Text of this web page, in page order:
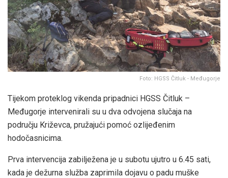
Foto: HGSS Čitluk - Međugorje
Tijekom proteklog vikenda pripadnici HGSS Čitluk –
Međugorje intervenirali su u dva odvojena slučaja na
području Križevca, pružajući pomoć ozlijeđenim
hodočasnicima.
Prva intervencija zabilježena je u subotu ujutro u 6.45 sati,
kada je dežurna služba zaprimila dojavu o padu muške